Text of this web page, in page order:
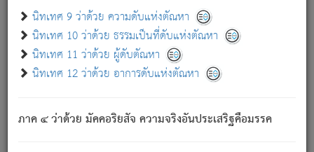
นิทเทศ 9 ว่าด้วย ความดับแห่งตัณหา
นิทเทศ 10 ว่าด้วย ธรรมเป็นที่ดับแห่งตัณหา
นิทเทศ 11 ว่าด้วย ผู้ดับตัณหา
นิทเทศ 12 ว่าด้วย อาการดับแห่งตัณหา
ภาค ๔ ว่าด้วย มัคคอริยสัจ ความจริงอันประเสริฐคือมรรค
- อุ.ขุ. ๒๕/๑๒๑/๘๔.
(ข้อความนี้ เป็นพระพุทธอุทานที่ทรงเปล่งออก ที่โคนต้นโพธิ์
เป็นที่ตรัสรู้ เมื่อตรัสรู้แล้วได้ 7 วัน)